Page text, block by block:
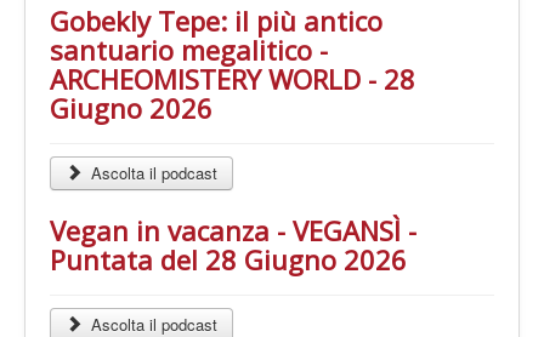
LE VOCI
PODCAST
EVENTI
PRESS
CONTATTI
Gobekly Tepe: il più antico
santuario megalitico -
ARCHEOMISTERY WORLD - 28
Giugno 2026
Ascolta il podcast
Vegan in vacanza - VEGANSÌ -
Puntata del 28 Giugno 2026
Ascolta il podcast